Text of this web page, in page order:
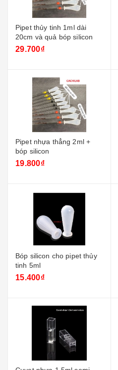
Pipet thủy tinh 1ml dài
20cm và quả bóp silicon
29.700₫
Pipet nhựa thẳng 2ml +
bóp silicon
19.800₫
Bóp silicon cho pipet thủy
tinh 5ml
15.400₫